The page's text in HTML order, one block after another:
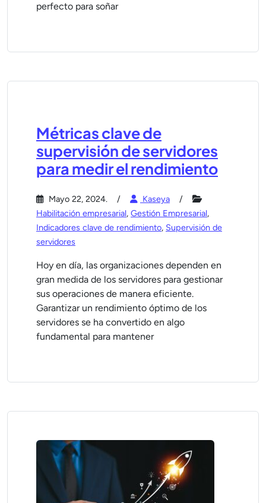
perfecto para soñar
Métricas clave de
supervisión de servidores
para medir el rendimiento
Mayo 22, 2024.
Kaseya
Habilitación empresarial, Gestión Empresarial,
Indicadores clave de rendimiento, Supervisión de
servidores
Hoy en día, las organizaciones dependen en
gran medida de los servidores para gestionar
sus operaciones de manera eficiente.
Garantizar un rendimiento óptimo de los
servidores se ha convertido en algo
fundamental para mantener